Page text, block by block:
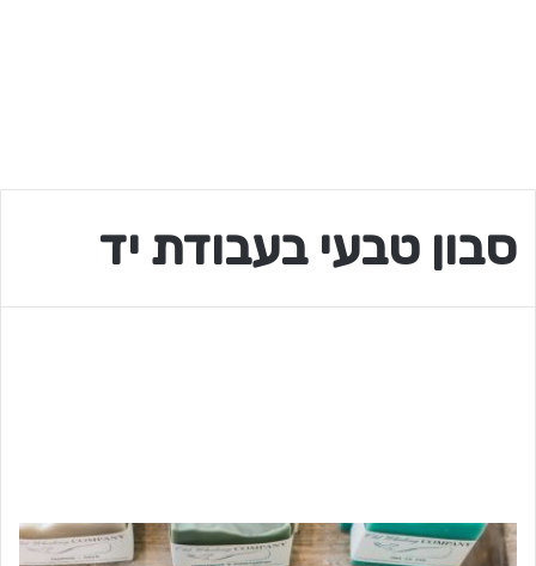
סבון טבעי בעבודת יד